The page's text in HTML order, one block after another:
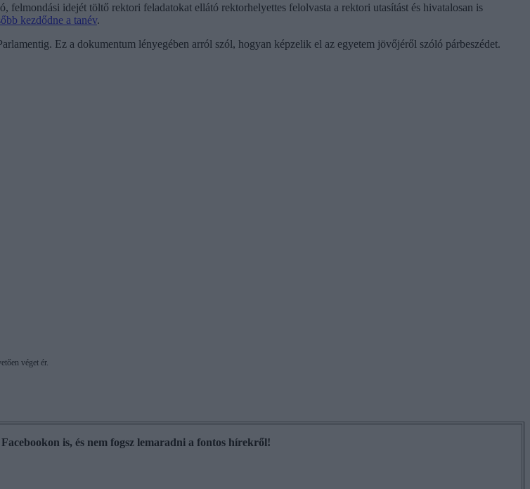
idejét töltő rektori feladatokat ellátó rektorhelyettes felolvasta a rektori utasítást és hivatalosan is
kezdődne a tanév.
Ez a dokumentum lényegében arról szól, hogyan képzelik el az egyetem jövőjéről szóló párbeszédet.
véget ér.
is, és nem fogsz lemaradni a fontos hírekről!